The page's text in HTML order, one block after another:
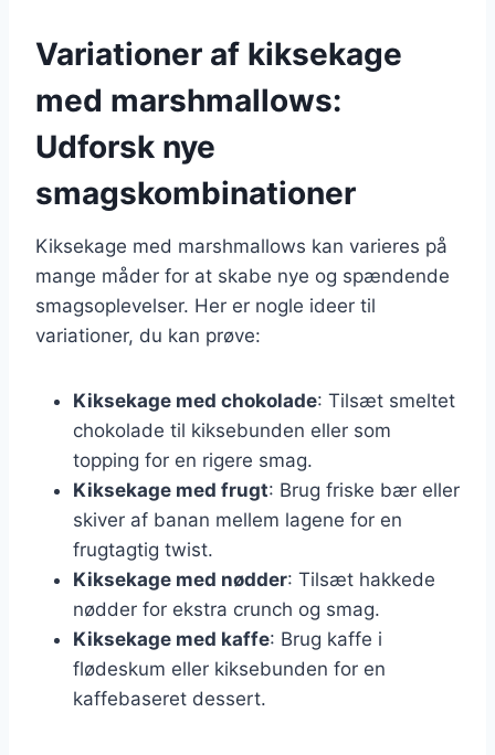
Variationer af kiksekage
med marshmallows:
Udforsk nye
smagskombinationer
Kiksekage med marshmallows kan varieres på
mange måder for at skabe nye og spændende
smagsoplevelser. Her er nogle ideer til
variationer, du kan prøve:
Kiksekage med chokolade: Tilsæt smeltet
chokolade til kiksebunden eller som
topping for en rigere smag.
Kiksekage med frugt: Brug friske bær eller
skiver af banan mellem lagene for en
frugtagtig twist.
Kiksekage med nødder: Tilsæt hakkede
nødder for ekstra crunch og smag.
Kiksekage med kaffe: Brug kaffe i
flødeskum eller kiksebunden for en
kaffebaseret dessert.